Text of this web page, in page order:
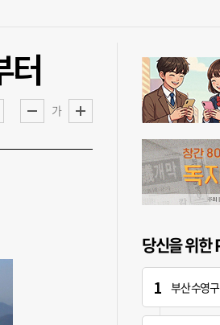
터
가
당신을 위한
부산 수영